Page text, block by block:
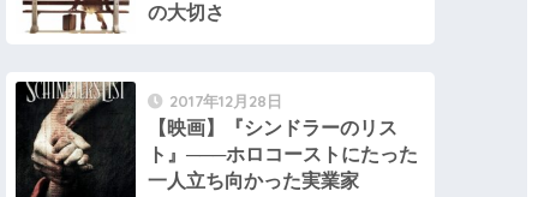
の大切さ
2017年12月28日
【映画】『シンドラーのリス
ト』───ホロコーストにたった
一人立ち向かった実業家